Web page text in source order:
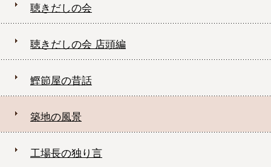
聴きだしの会
聴きだしの会 店頭編
鰹節屋の昔話
築地の風景
工場長の独り言